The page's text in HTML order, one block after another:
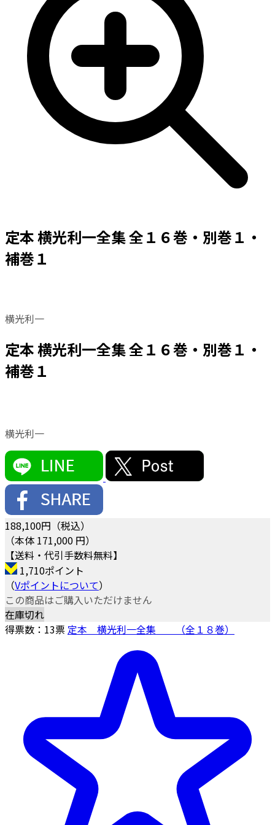
定本 横光利一全集 全１６巻・別巻１・
補巻１
横光利一
定本 横光利一全集 全１６巻・別巻１・
補巻１
横光利一
188,100円（税込）
（本体 171,000 円）
【送料・代引手数料無料】
1,710ポイント
（Vポイントについて）
この商品はご購入いただけません
在庫切れ
得票数： 13票 定本 横光利一全集 （全１８巻）